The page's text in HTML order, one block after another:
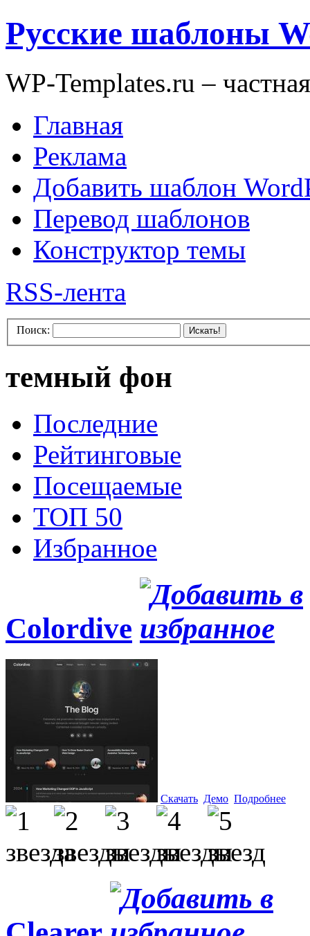
Русские шаблоны
WP-Templates.ru –
Главная
Реклама
Добавить шаблон
Перевод шаблонов
Конструктор темы
RSS-лента
Поиск: Искать!
темный фон
Последние
Рейтинговые
Посещаемые
ТОП 50
Избранное
Colordive
Скачать Демо Подробнее